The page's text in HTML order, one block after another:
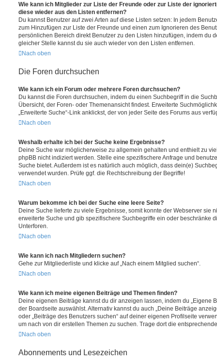
Wie kann ich Mitglieder zur Liste der Freunde oder zur Liste der
diese wieder aus den Listen entfernen?
Du kannst Benutzer auf zwei Arten auf diese Listen setzen: In jedem
zum Hinzufügen zur Liste der Freunde und einen zum Ignorieren des
persönlichen Bereich direkt Benutzer zu den Listen hinzufügen, indem du
gleicher Stelle kannst du sie auch wieder von den Listen entfernen.
Nach oben
Die Foren durchsuchen
Wie kann ich ein Forum oder mehrere Foren durchsuchen?
Du kannst die Foren durchsuchen, indem du einen Suchbegriff in die
Übersicht, der Foren- oder Themenansicht findest. Erweiterte
„Erweiterte Suche“-Link anklickst, der von jeder Seite des Forums aus
Nach oben
Weshalb erhalte ich bei der Suche keine Ergebnisse?
Deine Suche war möglicherweise zu allgemein gehalten und enthielt zu
phpBB nicht indiziert werden. Stelle eine spezifischere Anfrage und
Suche bietet. Außerdem ist es natürlich auch möglich, dass dein(e)
verwendet wurden. Prüfe ggf. die Rechtschreibung der Begriffe!
Nach oben
Warum bekomme ich bei der Suche eine leere Seite?
Deine Suche lieferte zu viele Ergebnisse, somit konnte der Webserver sie
erweiterte Suche und gib spezifischere Suchbegriffe ein oder beschränke
Unterforen.
Nach oben
Wie kann ich nach Mitgliedern suchen?
Gehe zur Mitgliederliste und klicke auf „Nach einem Mitglied suchen“.
Nach oben
Wie kann ich meine eigenen Beiträge und Themen finden?
Deine eigenen Beiträge kannst du dir anzeigen lassen, indem du „Eigene
der Boardseite auswählst. Alternativ kannst du auch „Deine Beiträge
oder „Beiträge des Benutzers suchen“ auf deiner eigenen Profilseite
um nach von dir erstellen Themen zu suchen. Trage dort die
Nach oben
Abonnements und Lesezeichen